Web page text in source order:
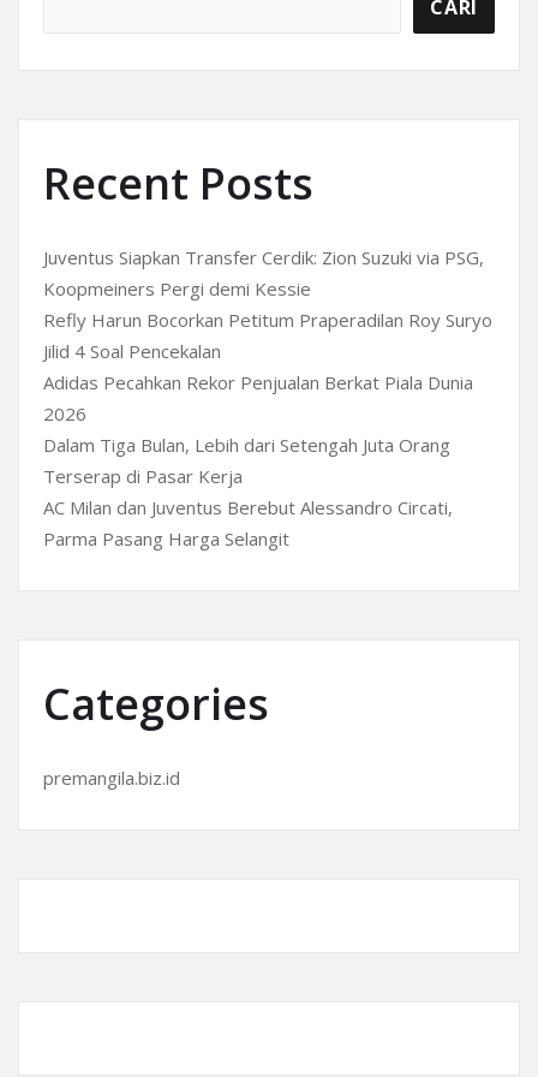
CARI
Recent Posts
Juventus Siapkan Transfer Cerdik: Zion Suzuki via PSG,
Koopmeiners Pergi demi Kessie
Refly Harun Bocorkan Petitum Praperadilan Roy Suryo
Jilid 4 Soal Pencekalan
Adidas Pecahkan Rekor Penjualan Berkat Piala Dunia
2026
Dalam Tiga Bulan, Lebih dari Setengah Juta Orang
Terserap di Pasar Kerja
AC Milan dan Juventus Berebut Alessandro Circati,
Parma Pasang Harga Selangit
Categories
premangila.biz.id